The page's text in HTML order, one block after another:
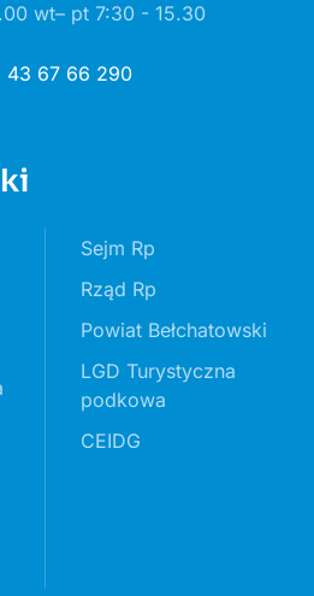
wt– pt 7:30 - 15.30
43 67 66 290
Sejm Rp
Rząd Rp
Powiat Bełchatowski
LGD Turystyczna
podkowa
CEIDG